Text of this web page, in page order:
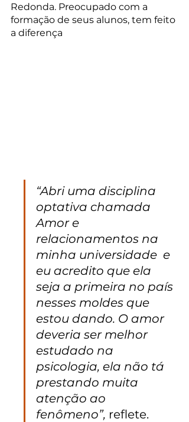
Redonda. Preocupado com a
formação de seus alunos, tem feito
a diferença
“Abri uma disciplina
optativa chamada
Amor e
relacionamentos na
minha universidade  e
eu acredito que ela
seja a primeira no país
nesses moldes que
estou dando. O amor
deveria ser melhor
estudado na
psicologia, ela não tá
prestando muita
atenção ao
fenômeno”, reflete.